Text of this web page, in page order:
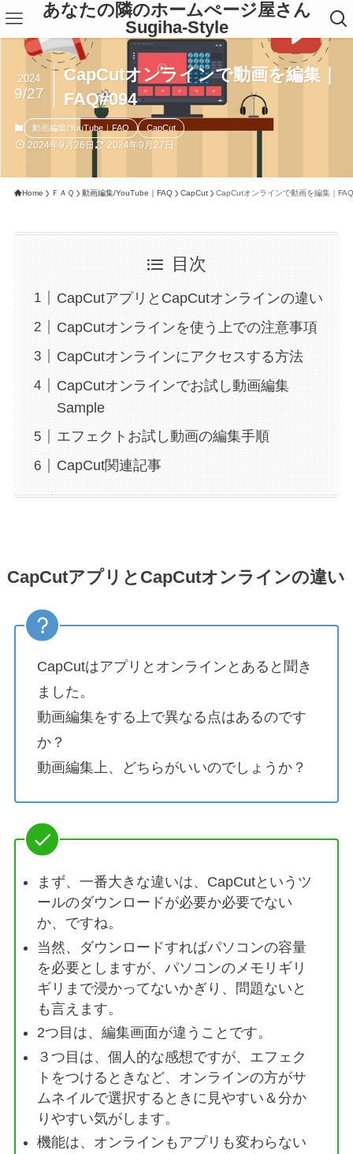
あなたの隣のホームぺージ屋さん
Sugiha-Style
CapCutオンラインで動画を編集｜
FAQ#094
2024
9/27
動画編集/YouTube｜FAQ CapCut
2024年9月26日 2024年9月27日
Home ＦＡＱ 動画編集/YouTube｜FAQ CapCut CapCutオンラインで動画を編集｜
目次
CapCutアプリとCapCutオンラインの違い
CapCutオンラインを使う上での注意事項
CapCutオンラインにアクセスする方法
CapCutオンラインでお試し動画編集
Sample
エフェクトお試し動画の編集手順
CapCut関連記事
CapCutアプリとCapCutオンラインの違い
CapCutはアプリとオンラインとあると聞き
ました。
動画編集をする上で異なる点はあるのです
か？
動画編集上、どちらがいいのでしょうか？
まず、一番大きな違いは、CapCutというツ
ールのダウンロードが必要か必要でない
か、ですね。
当然、ダウンロードすればパソコンの容量
を必要としますが、パソコンのメモリギリ
ギリまで浸かってないかぎり、問題ないと
も言えます。
2つ目は、編集画面が違うことです。
３つ目は、個人的な感想ですが、エフェク
トをつけるときなど、オンラインの方がサ
ムネイルで選択するときに見やすい＆分か
りやすい気がします。
機能は、オンラインもアプリも変わらない